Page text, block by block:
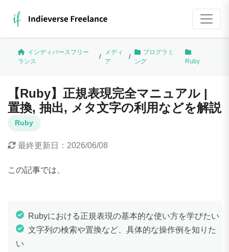
インディバースフリー
ランス
/
メディ
ア
/
プログラミ
ング
Ruby
【Ruby】正規表現完全マニュアル |
置換, 抽出, メタ文字の利用などを解説
Ruby
最終更新日： 2026/06/08
この記事では、
Rubyにおける正規表現の基本的な使い方を学びたい
文字列の検索や置換など、具体的な操作例を知りた
い